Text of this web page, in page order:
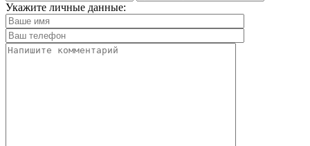
Укажите личные данные: